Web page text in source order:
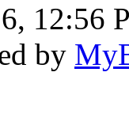
12:56
by